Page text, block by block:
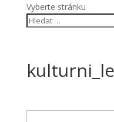
Vyberte stránku